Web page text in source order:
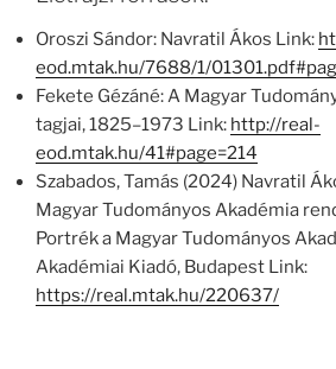
Oroszi Sándor: Navratil Ákos Link:
eod.mtak.hu/7688/1/
Fekete Gézáné: A Magyar
tagjai, 1825–1973 Link: http://real-
eod.mtak.hu/41#page=214
Szabados, Tamás (2024) Navratil
Magyar Tudományos Akadémia
Portrék a Magyar Tudományos
Akadémiai Kiadó, Budapest Link:
https://real.mtak.hu/220637/